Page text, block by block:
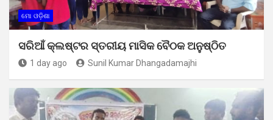
ମୋ ଓଡ଼ିଶା
ସରିଆଁ କ୍ଲଷ୍ଟର ସ୍ତରୀୟ ମାସିକ ବୈଠକ ଅନୁଷ୍ଠିତ
1 day ago Sunil Kumar Dhangadamajhi